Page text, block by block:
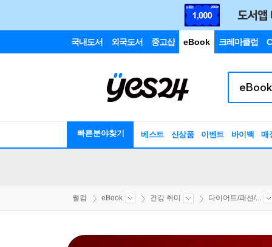
국내도서 외국도서 중고샵 eBook 크레마클럽
빠른분야찾기 베스트 신상품 이벤트 바이백 매
웰컴 eBook 건강 취미 다이어트/패션/...